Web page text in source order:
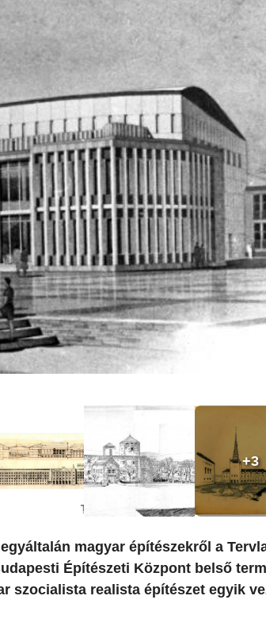
+3
magyar építészekről a
Építészeti Központ belső
szocialista realista építészet egyik